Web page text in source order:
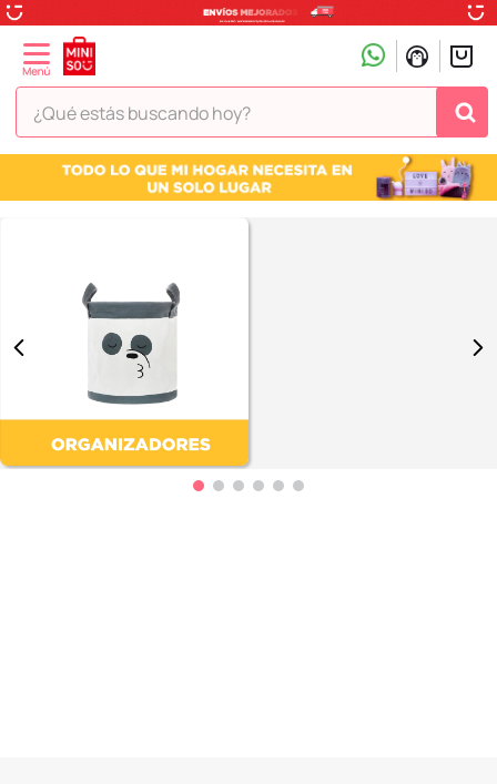
¿Qué estás buscando hoy?
TÉRMINOS MÁS BUSCADOS
snoopy
ositos cariñositos
disney
termos